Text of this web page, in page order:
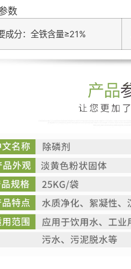
数
成分：全铁含量≥21%